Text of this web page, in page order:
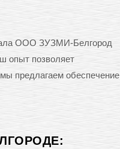
ООО ЗУЗМИ-Белгород
опыт позволяет
предлагаем обеспечение